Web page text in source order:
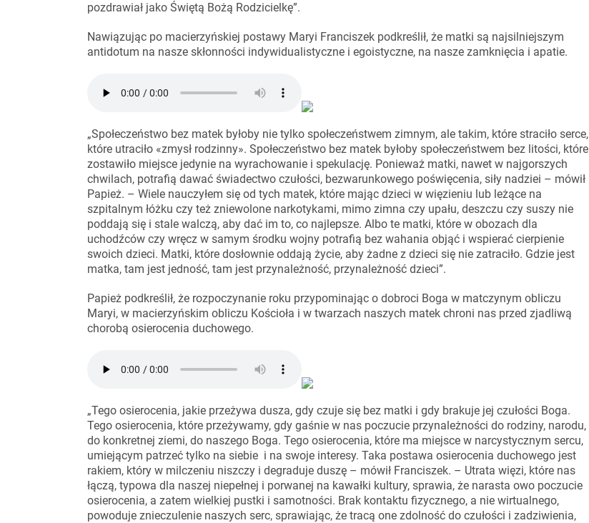
pozdrawiał jako Świętą Bożą Rodzicielkę”.
Nawiązując po macierzyńskiej postawy Maryi Franciszek podkreślił, że matki są najsilniejszym
antidotum na nasze skłonności indywidualistyczne i egoistyczne, na nasze zamknięcia i apatie.
„Społeczeństwo bez matek byłoby nie tylko społeczeństwem zimnym, ale takim, które straciło serce,
które utraciło «zmysł rodzinny». Społeczeństwo bez matek byłoby społeczeństwem bez litości, które
zostawiło miejsce jedynie na wyrachowanie i spekulację. Ponieważ matki, nawet w najgorszych
chwilach, potrafią dawać świadectwo czułości, bezwarunkowego poświęcenia, siły nadziei – mówił
Papież. – Wiele nauczyłem się od tych matek, które mając dzieci w więzieniu lub leżące na
szpitalnym łóżku czy też zniewolone narkotykami, mimo zimna czy upału, deszczu czy suszy nie
poddają się i stale walczą, aby dać im to, co najlepsze. Albo te matki, które w obozach dla
uchodźców czy wręcz w samym środku wojny potrafią bez wahania objąć i wspierać cierpienie
swoich dzieci. Matki, które dosłownie oddają życie, aby żadne z dzieci się nie zatraciło. Gdzie jest
matka, tam jest jedność, tam jest przynależność, przynależność dzieci”.
Papież podkreślił, że rozpoczynanie roku przypominając o dobroci Boga w matczynym obliczu
Maryi, w macierzyńskim obliczu Kościoła i w twarzach naszych matek chroni nas przed zjadliwą
chorobą osierocenia duchowego.
„Tego osierocenia, jakie przeżywa dusza, gdy czuje się bez matki i gdy brakuje jej czułości Boga.
Tego osierocenia, które przeżywamy, gdy gaśnie w nas poczucie przynależności do rodziny, narodu,
do konkretnej ziemi, do naszego Boga. Tego osierocenia, które ma miejsce w narcystycznym sercu,
umiejącym patrzeć tylko na siebie i na swoje interesy. Taka postawa osierocenia duchowego jest
rakiem, który w milczeniu niszczy i degraduje duszę – mówił Franciszek. – Utrata więzi, które nas
łączą, typowa dla naszej niepełnej i porwanej na kawałki kultury, sprawia, że narasta owo poczucie
osierocenia, a zatem wielkiej pustki i samotności. Brak kontaktu fizycznego, a nie wirtualnego,
powoduje znieczulenie naszych serc, sprawiając, że tracą one zdolność do czułości i zadziwienia,